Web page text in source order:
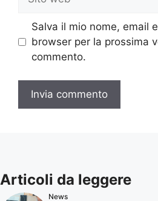
web
Salva il mio nome, email
browser per la prossima
commento.
Articoli da leggere
News